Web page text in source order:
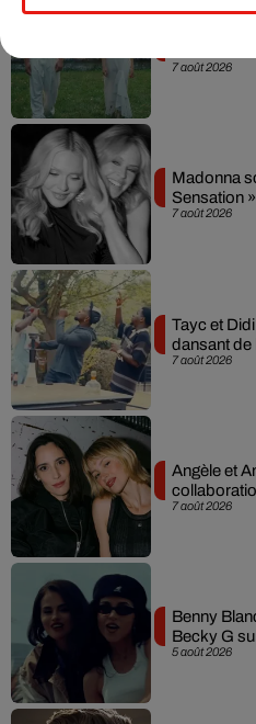
7 août 2026
7 août 2026
Madonna
Sensation
7 août 2026
Tayc et
dansant de
7 août 2026
Angèle et
5 août 2026
Benny
Becky G